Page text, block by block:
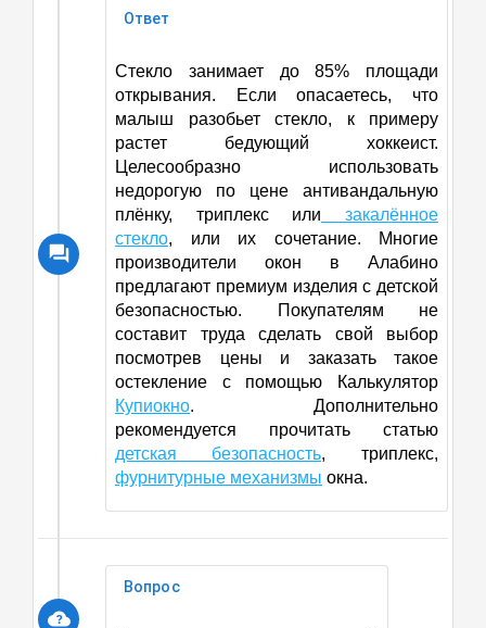
Ответ
Стекло занимает до 85% площади
открывания. Если опасаетесь, что
малыш разобьет стекло, к примеру
растет бедующий хоккеист.
Целесообразно использовать
недорогую по цене антивандальную
плёнку, триплекс или закалённое
стекло, или их сочетание. Многие
производители окон в Алабино
предлагают премиум изделия с детской
безопасностью. Покупателям не
составит труда сделать свой выбор
посмотрев цены и заказать такое
остекление с помощью Калькулятор
Купиокно. Дополнительно
рекомендуется прочитать статью
детская безопасность, триплекс,
фурнитурные механизмы окна.
Вопрос